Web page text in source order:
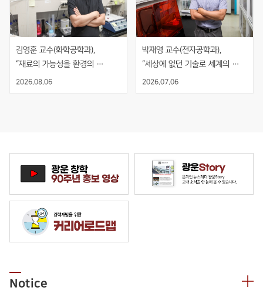
김영훈 교수(화학공학과),
“재료의 가능성을 환경의
해법으로, 기술의 시작과 끝을
2026.08.06
박재영 교수(전자공학과),
“세상에 없던 기술로 세계의
기준을 만들다”
2026.07.06
Notice